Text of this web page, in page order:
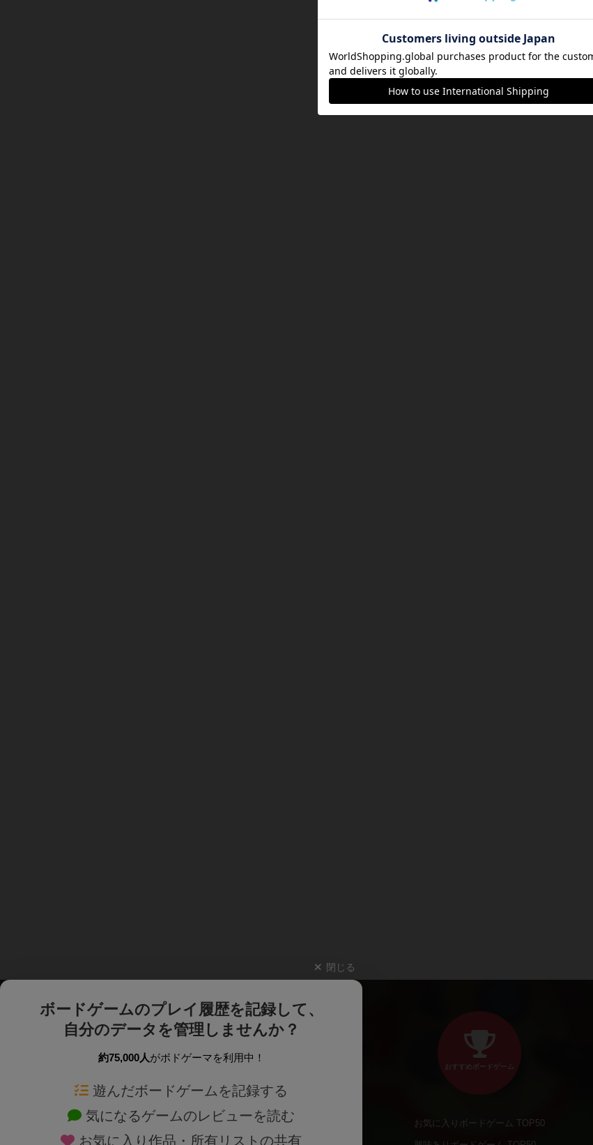
閉じる
ボードゲームのプレイ履歴を記録して、
自分のデータを管理しませんか？
約75,000人がボドゲーマを利用中！
遊んだボードゲームを記録する
気になるゲームのレビューを読む
お気に入り作品・所有リストの共有
ボードゲームを検索する 新作・再入荷情報
おすすめボードゲーム
お気に入りボードゲーム TOP50